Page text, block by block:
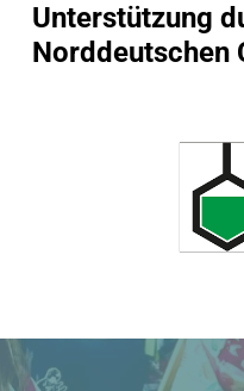
Unterstützung
Norddeutschen